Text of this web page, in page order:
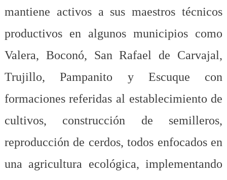
mantiene activos a sus maestros técnicos
productivos en algunos municipios como
Valera, Boconó, San Rafael de Carvajal,
Trujillo, Pampanito y Escuque con
formaciones referidas al establecimiento de
cultivos, construcción de semilleros,
reproducción de cerdos, todos enfocados en
una agricultura ecológica, implementando